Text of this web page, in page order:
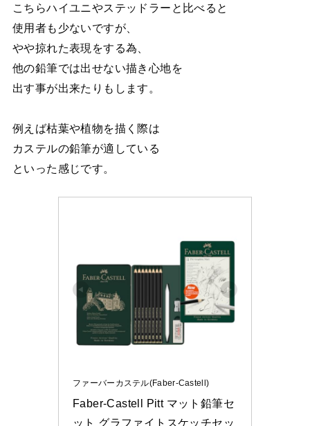
こちらハイユニやステッドラーと比べると
使用者も少ないですが、
やや掠れた表現をする為、
他の鉛筆では出せない描き心地を
出す事が出来たりもします。
例えば枯葉や植物を描く際は
カステルの鉛筆が適している
といった感じです。
ファーバーカステル(Faber-Castell)
Faber-Castell Pitt マット鉛筆セ
ット グラファイトスケッチセッ